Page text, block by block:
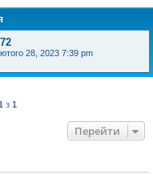
28, 2023 7:39 pm
з 1
Перейти